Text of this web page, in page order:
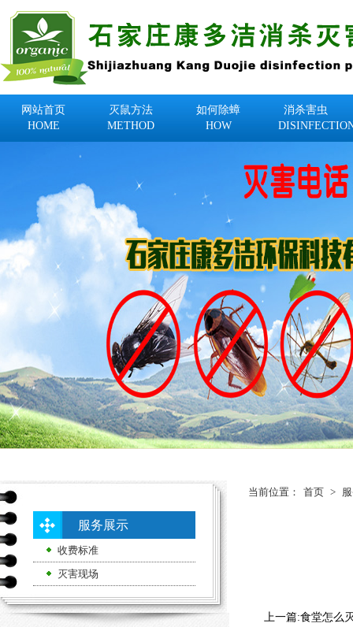
网站首页
HOME
灭鼠方法
METHOD
如何除蟑
HOW
消杀害虫
服务展示
收费标准
灭害现场
当前位置： 首页 >
上一篇:食堂怎么